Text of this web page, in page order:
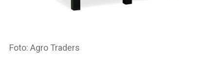
Foto: Agro Traders